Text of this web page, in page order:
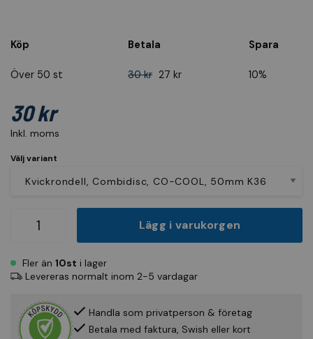
Köp Betala Spara
Över 50 st 30 kr 27 kr 10%
Inkl. moms
30 kr
Välj variant
Lägg i varukorgen
Fler än 10st i lager
Levereras normalt inom 2-5 vardagar
Handla som privatperson & företag
Betala med faktura, Swish eller kort